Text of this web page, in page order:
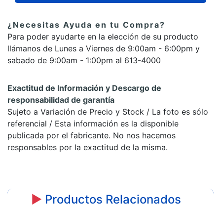
¿Necesitas Ayuda en tu Compra?
Para poder ayudarte en la elección de su producto
llámanos de Lunes a Viernes de 9:00am - 6:00pm y
sabado de 9:00am - 1:00pm al 613-4000
Exactitud de Información y Descargo de
responsabilidad de garantía
Sujeto a Variación de Precio y Stock / La foto es sólo
referencial / Esta información es la disponible
publicada por el fabricante. No nos hacemos
responsables por la exactitud de la misma.
► Productos Relacionados